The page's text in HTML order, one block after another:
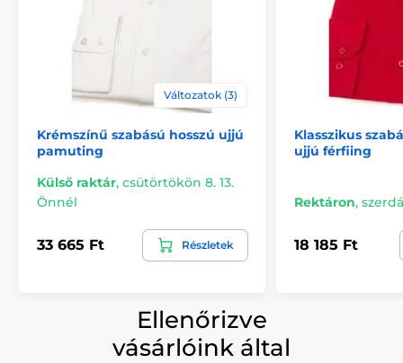
Változatok (3)
Krémszínű szabású hosszú ujjú
pamuting
Külső raktár, csütörtökön 8. 13.
Önnél
33 665 Ft Részletek
Klasszikus
ujjú férfiing
Rektáron,
18 185 Ft
Ellenőrizve
vásárlóink által